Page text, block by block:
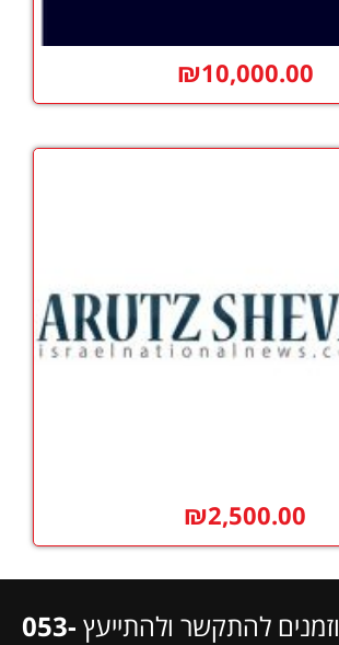
₪10,000.00
₪2,500.00
להתקשר ולהתייעץ 053-